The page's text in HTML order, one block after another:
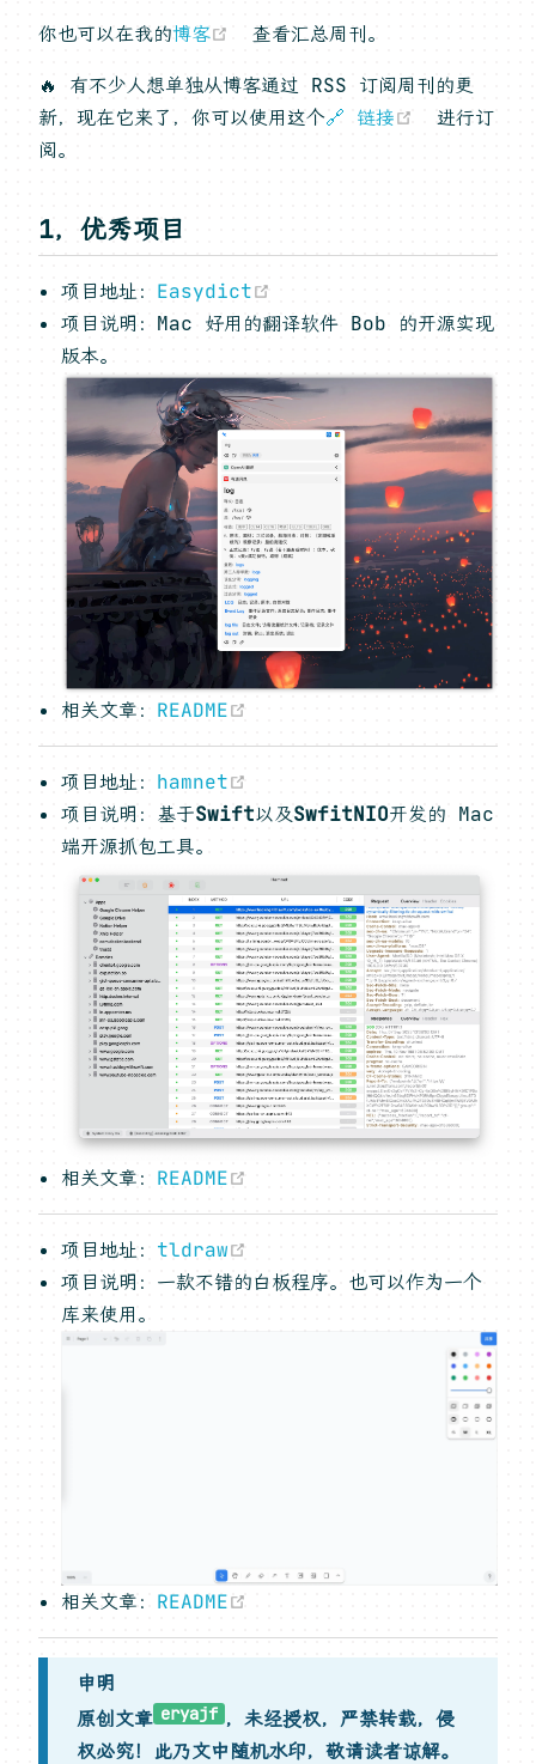
你也可以在我的博客 (opens new window)
查看汇总周刊。
🔥 有不少人想单独从博客通过 RSS 订阅周刊的更
新，现在它来了，你可以使用这个🔗 链接 (opens
进行订
阅。
1，优秀项目
项目地址： Easydict
项目说明：Mac 好用的翻译软件 Bob 的开源实现
版本。
相关文章： README
项目地址： hamnet
项目说明：基于Swift以及SwfitNIO开发的 Mac
端开源抓包工具。
相关文章： README
项目地址： tldraw
项目说明：一款不错的白板程序。也可以作为一个
库来使用。
相关文章： README
申明
原创文章 eryajf ，未经授权，严禁转载，侵
权必究！此乃文中随机水印，敬请读者谅解。